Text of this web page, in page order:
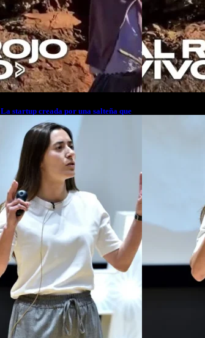
La startup creada por una salteña que
busca resolver el estrés financiero en
Latinoamérica